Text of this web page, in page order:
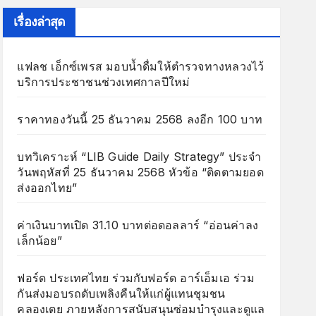
เรื่องล่าสุด
แฟลช เอ็กซ์เพรส มอบน้ำดื่มให้ตำรวจทางหลวงไว้
บริการประชาชนช่วงเทศกาลปีใหม่
ราคาทองวันนี้ 25 ธันวาคม 2568 ลงอีก 100 บาท
บทวิเคราะห์ “LIB Guide Daily Strategy” ประจำ
วันพฤหัสที่ 25 ธันวาคม 2568 หัวข้อ “ติดตามยอด
ส่งออกไทย”
ค่าเงินบาทเปิด 31.10 บาทต่อดอลลาร์ “อ่อนค่าลง
เล็กน้อย”
ฟอร์ด ประเทศไทย ร่วมกับฟอร์ด อาร์เอ็มเอ ร่วม
กันส่งมอบรถดับเพลิงคืนให้แก่ผู้แทนชุมชน
คลองเตย ภายหลังการสนับสนุนซ่อมบำรุงและดูแล